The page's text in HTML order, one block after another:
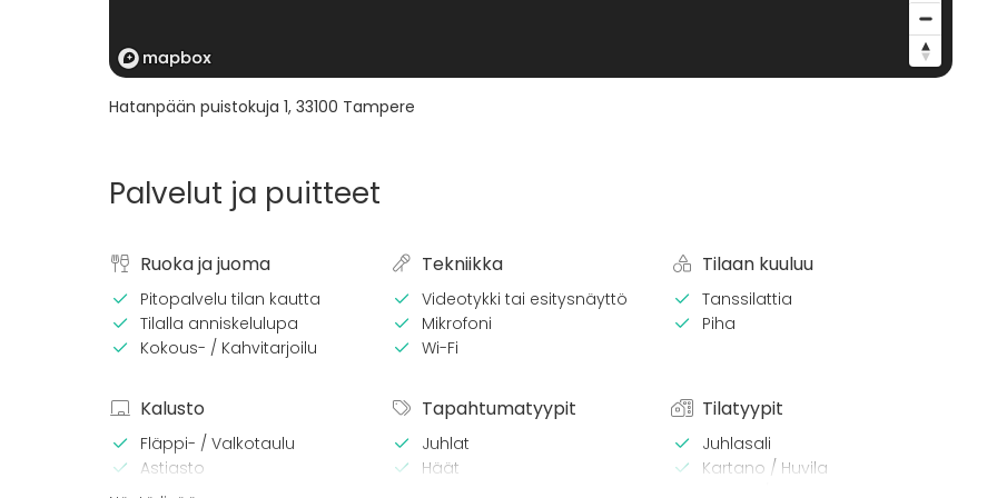
Hatanpään puistokuja 1, 33100 Tampere
Palvelut ja puitteet
Ruoka ja juoma
Pitopalvelu tilan kautta
Tilalla anniskelulupa
Kokous- / Kahvitarjoilu
Tekniikka
Videotykki tai esitysnäyttö
Mikrofoni
Wi-Fi
Tilaan kuuluu
Tanssilattia
Piha
Kalusto
Fläppi- / Valkotaulu
Astiasto
Tapahtumatyypit
Juhlat
Häät
Tilatyypit
Juhlasali
Kartano / Huvila